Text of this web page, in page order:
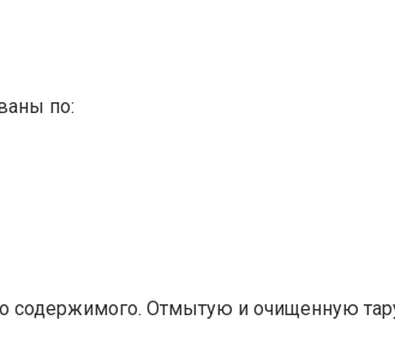
по:
содержимого. Отмытую и очищенную